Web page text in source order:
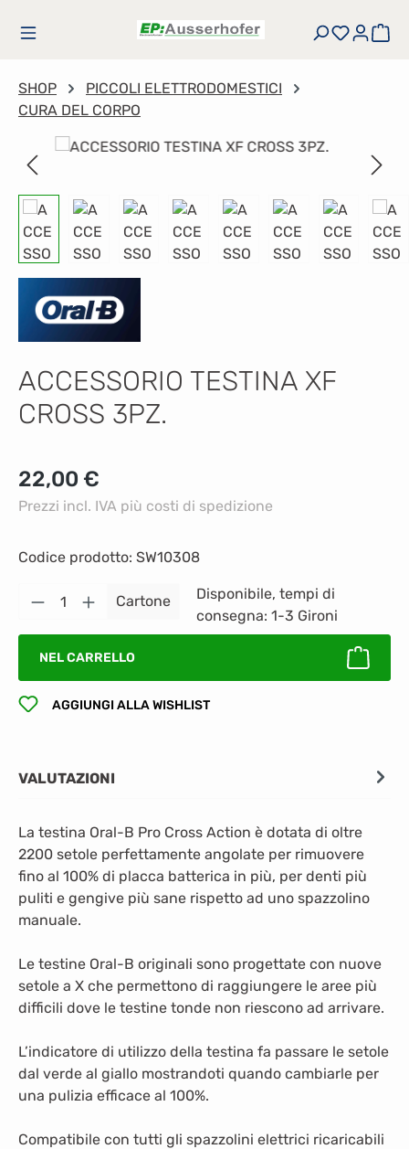
Passa al contenuto principale
Hai 0Il
SHOP
PICCOLI ELETTRODOMESTICI
CURA DEL CORPO
Salta la galleria di immagini
ACCESSORIO TESTINA XF
CROSS 3PZ.
Prezzo normale:
22,00 €
Prezzi incl. IVA più costi di spedizione
Codice prodotto: SW10308
Quantità del prodotto: inserisci la
Cartone
Disponibile, tempi di
consegna: 1-3 Gironi
NEL CARRELLO
AGGIUNGI ALLA WISHLIST
VALUTAZIONI
La testina Oral-B Pro Cross Action è dotata di oltre
2200 setole perfettamente angolate per rimuovere
fino al 100% di placca batterica in più, per denti più
puliti e gengive più sane rispetto ad uno spazzolino
manuale.
Le testine Oral-B originali sono progettate con nuove
setole a X che permettono di raggiungere le aree più
difficili dove le testine tonde non riescono ad arrivare.
L’indicatore di utilizzo della testina fa passare le setole
dal verde al giallo mostrandoti quando cambiarle per
una pulizia efficace al 100%.
Compatibile con tutti gli spazzolini elettrici ricaricabili